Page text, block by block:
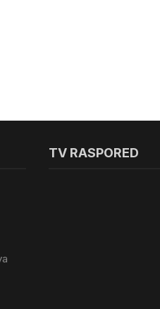
TV RASPORED